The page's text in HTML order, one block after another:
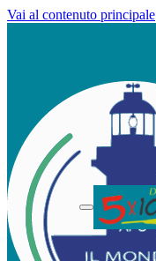
Vai al contenuto principale